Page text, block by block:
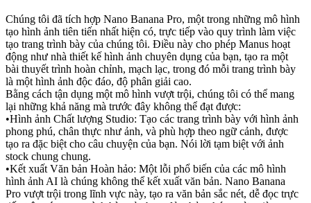
Chúng tôi đã tích hợp Nano Banana Pro, một trong những mô hình
tạo hình ảnh tiên tiến nhất hiện có, trực tiếp vào quy trình làm việc
tạo trang trình bày của chúng tôi. Điều này cho phép Manus hoạt
động như nhà thiết kế hình ảnh chuyên dụng của bạn, tạo ra một
bài thuyết trình hoàn chỉnh, mạch lạc, trong đó mỗi trang trình bày
là một hình ảnh độc đáo, độ phân giải cao.
Bằng cách tận dụng một mô hình vượt trội, chúng tôi có thể mang
lại những khả năng mà trước đây không thể đạt được:
•Hình ảnh Chất lượng Studio: Tạo các trang trình bày với hình ảnh
phong phú, chân thực như ảnh, và phù hợp theo ngữ cảnh, được
tạo ra đặc biệt cho câu chuyện của bạn. Nói lời tạm biệt với ảnh
stock chung chung.
•Kết xuất Văn bản Hoàn hảo: Một lỗi phổ biến của các mô hình
hình ảnh AI là chúng không thể kết xuất văn bản. Nano Banana
Pro vượt trội trong lĩnh vực này, tạo ra văn bản sắc nét, dễ đọc trực